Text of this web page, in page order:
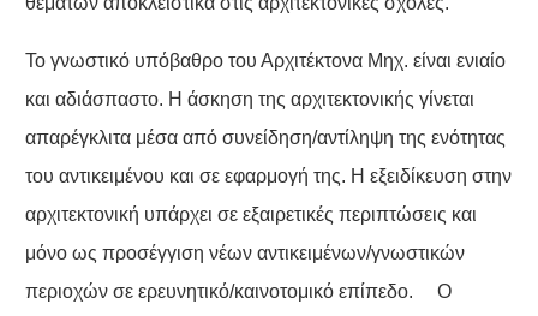
Το γνωστικό υπόβαθρο του Αρχιτέκτονα Μηχ. είναι ενιαίο
και αδιάσπαστο. Η άσκηση της αρχιτεκτονικής γίνεται
απαρέγκλιτα μέσα από συνείδηση/αντίληψη της ενότητας
του αντικειμένου και σε εφαρμογή της. Η εξειδίκευση στην
αρχιτεκτονική υπάρχει σε εξαιρετικές περιπτώσεις και
μόνο ως προσέγγιση νέων αντικειμένων/γνωστικών
περιοχών σε ερευνητικό/καινοτομικό επίπεδο. Ο